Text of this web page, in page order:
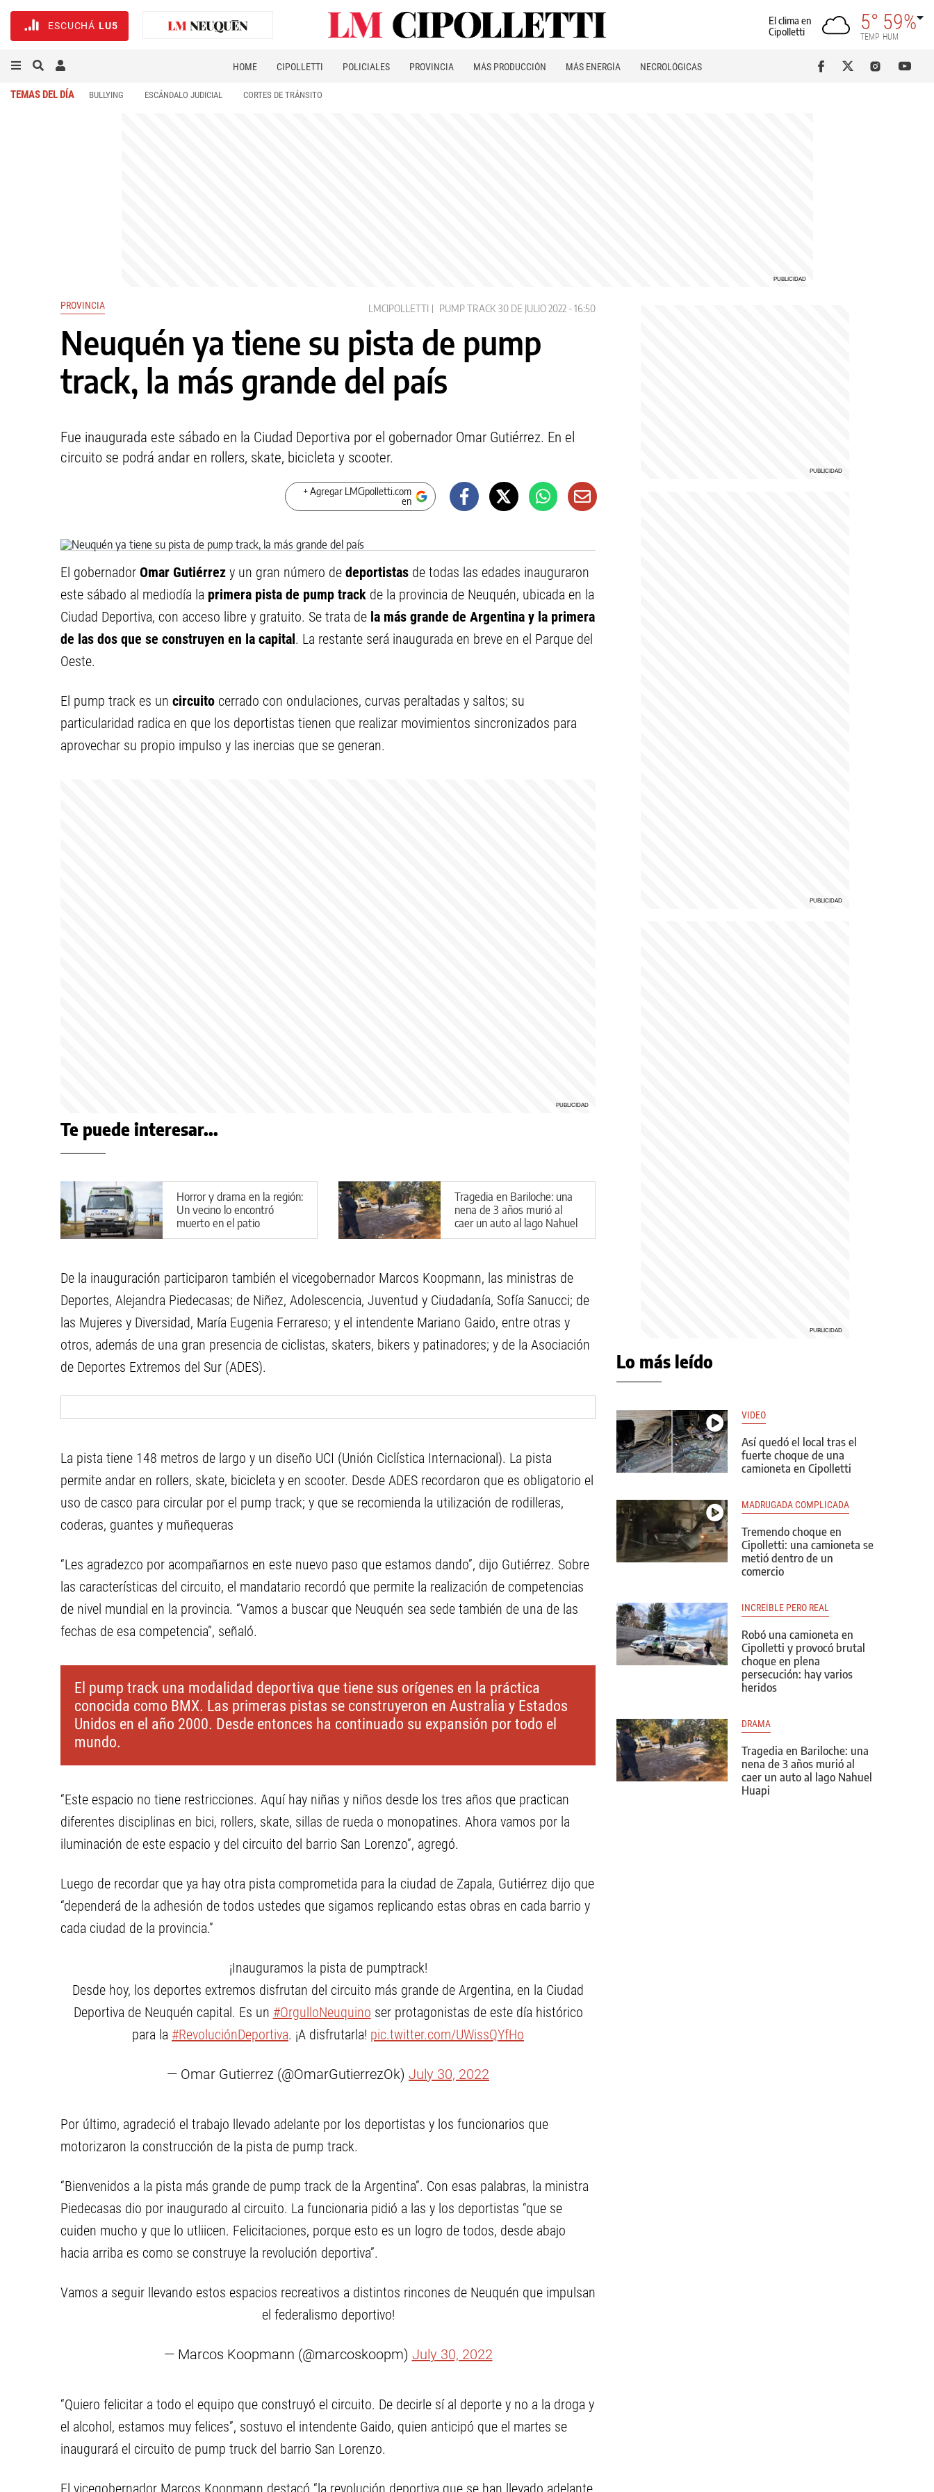
ESCUCHÁ LU5
El clima en
Cipolletti
5°
TEMP
59%
HUM
HOME CIPOLLETTI POLICIALES PROVINCIA MÁS PRODUCCIÓN MÁS ENERGÍA NECROLÓGICAS
TEMAS DEL DÍA BULLYING ESCÁNDALO JUDICIAL CORTES DE TRÁNSITO
PROVINCIA LMCIPOLLETTI PUMP TRACK 30 DE JULIO 2022 - 16:50
Neuquén ya tiene su pista de pump
track, la más grande del país
Fue inaugurada este sábado en la Ciudad Deportiva por el gobernador Omar Gutiérrez. En el
circuito se podrá andar en rollers, skate, bicicleta y scooter.
+ Agregar LMCipolletti.com
en
El gobernador Omar Gutiérrez y un gran número de deportistas de todas las edades inauguraron
este sábado al mediodía la primera pista de pump track de la provincia de Neuquén, ubicada en la
Ciudad Deportiva, con acceso libre y gratuito. Se trata de la más grande de Argentina y la primera
de las dos que se construyen en la capital. La restante será inaugurada en breve en el Parque del
Oeste.
El pump track es un circuito cerrado con ondulaciones, curvas peraltadas y saltos; su
particularidad radica en que los deportistas tienen que realizar movimientos sincronizados para
aprovechar su propio impulso y las inercias que se generan.
Te puede interesar...
Horror y drama en la región:
Un vecino lo encontró
muerto en el patio
Tragedia en Bariloche: una
nena de 3 años murió al
caer un auto al lago Nahuel
Huapi
De la inauguración participaron también el vicegobernador Marcos Koopmann, las ministras de
Deportes, Alejandra Piedecasas; de Niñez, Adolescencia, Juventud y Ciudadanía, Sofía Sanucci; de
las Mujeres y Diversidad, María Eugenia Ferrareso; y el intendente Mariano Gaido, entre otras y
otros, además de una gran presencia de ciclistas, skaters, bikers y patinadores; y de la Asociación
de Deportes Extremos del Sur (ADES).
La pista tiene 148 metros de largo y un diseño UCI (Unión Ciclística Internacional). La pista
permite andar en rollers, skate, bicicleta y en scooter. Desde ADES recordaron que es obligatorio el
uso de casco para circular por el pump track; y que se recomienda la utilización de rodilleras,
coderas, guantes y muñequeras
“Les agradezco por acompañarnos en este nuevo paso que estamos dando”, dijo Gutiérrez. Sobre
las características del circuito, el mandatario recordó que permite la realización de competencias
de nivel mundial en la provincia. “Vamos a buscar que Neuquén sea sede también de una de las
fechas de esa competencia”, señaló.
El pump track una modalidad deportiva que tiene sus orígenes en la práctica
conocida como BMX. Las primeras pistas se construyeron en Australia y Estados
Unidos en el año 2000. Desde entonces ha continuado su expansión por todo el
mundo.
“Este espacio no tiene restricciones. Aquí hay niñas y niños desde los tres años que practican
diferentes disciplinas en bici, rollers, skate, sillas de rueda o monopatines. Ahora vamos por la
iluminación de este espacio y del circuito del barrio San Lorenzo”, agregó.
Luego de recordar que ya hay otra pista comprometida para la ciudad de Zapala, Gutiérrez dijo que
“dependerá de la adhesión de todos ustedes que sigamos replicando estas obras en cada barrio y
cada ciudad de la provincia.”
¡Inauguramos la pista de pumptrack!
Desde hoy, los deportes extremos disfrutan del circuito más grande de Argentina, en la Ciudad
Deportiva de Neuquén capital. Es un #OrgulloNeuquino ser protagonistas de este día histórico
para la #RevoluciónDeportiva. ¡A disfrutarla! pic.twitter.com/UWissQYfHo
— Omar Gutierrez (@OmarGutierrezOk) July 30, 2022
Por último, agradeció el trabajo llevado adelante por los deportistas y los funcionarios que
motorizaron la construcción de la pista de pump track.
“Bienvenidos a la pista más grande de pump track de la Argentina”. Con esas palabras, la ministra
Piedecasas dio por inaugurado al circuito. La funcionaria pidió a las y los deportistas “que se
cuiden mucho y que lo utliicen. Felicitaciones, porque esto es un logro de todos, desde abajo
hacia arriba es como se construye la revolución deportiva”.
Vamos a seguir llevando estos espacios recreativos a distintos rincones de Neuquén que impulsan
el federalismo deportivo!
— Marcos Koopmann (@marcoskoopm) July 30, 2022
“Quiero felicitar a todo el equipo que construyó el circuito. De decirle sí al deporte y no a la droga y
el alcohol, estamos muy felices”, sostuvo el intendente Gaido, quien anticipó que el martes se
inaugurará el circuito de pump truck del barrio San Lorenzo.
El vicegobernador Marcos Koopmann destacó “la revolución deportiva que se han llevado adelante
Lo más leído
VIDEO
Así quedó el local tras el
fuerte choque de una
camioneta en Cipolletti
MADRUGADA COMPLICADA
Tremendo choque en
Cipolletti: una camioneta se
metió dentro de un
comercio
INCREÍBLE PERO REAL
Robó una camioneta en
Cipolletti y provocó brutal
choque en plena
persecución: hay varios
heridos
DRAMA
Tragedia en Bariloche: una
nena de 3 años murió al
caer un auto al lago Nahuel
Huapi